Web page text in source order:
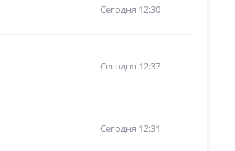
Сегодня 12:30
Сегодня 12:37
Сегодня 12:31